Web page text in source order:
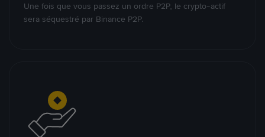
Une fois que vous passez un ordre P2P, le crypto-actif
sera séquestré par Binance P2P.